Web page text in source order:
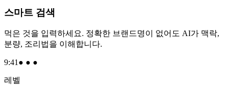
스마트 검색
먹은 것을 입력하세요. 정확한 브랜드명이 없어도 AI가 맥락,
분량, 조리법을 이해합니다.
9:41● ● ●
레벨